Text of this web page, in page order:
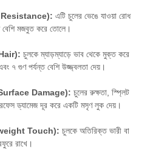
Resistance): এটি চুলের ভেঙে যাওয়া রোধ
মজবুত করে তোলে।
চুলকে ম্যাড়ম্যাড়ে ভাব থেকে মুক্ত করে
৭ গুণ পর্যন্ত বেশি উজ্জ্বলতা দেয়।
Surface Damage): চুলের রুক্ষতা, স্প্লিট
ড্যামেজ দূর করে একটি মসৃণ লুক দেয়।
Touch): চুলকে অতিরিক্ত ভারী বা
রাখে।